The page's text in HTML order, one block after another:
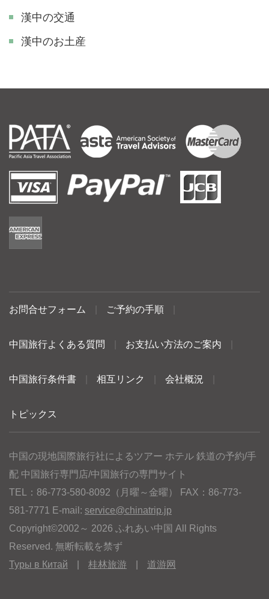
漢中の交通
漢中のお土産
お問合せフォーム ご予約の手順
中国旅行よくある質問 お支払い方法のご案内
中国旅行条件書 相互リンク 会社概況
トピックス
中国の現地国際旅行社によるツアー ホテル 鉄道の予約/手
配 中国旅行専門店/中国旅行の専門サイト
TEL：86-773-580-8092（月曜～金曜） FAX：86-773-
581-7771 E-mail: service@chinatrip.jp
Copyright©2002～ 2026 ふれあい中国 All Rights
Reserved. 無断転載を禁ず
Туры в Китай
桂林旅游 道游网